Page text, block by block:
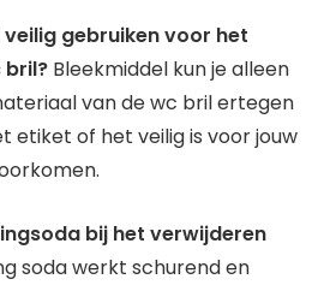
gebruiken voor het
bril? Bleekmiddel kun je alleen
van de wc bril ertegen
etiket of het veilig is voor jouw
bij het verwijderen
soda werkt schurend en